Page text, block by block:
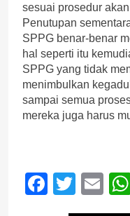
sesuai prosedur
Penutupan
SPPG benar-benar
hal seperti itu
SPPG yang tidak
menimbulkan
sampai semua
mereka juga harus